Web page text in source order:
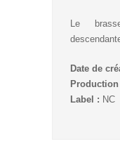
Le
Date de
Label : NC